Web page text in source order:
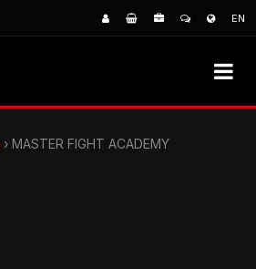
EN
› MASTER FIGHT ACADEMY